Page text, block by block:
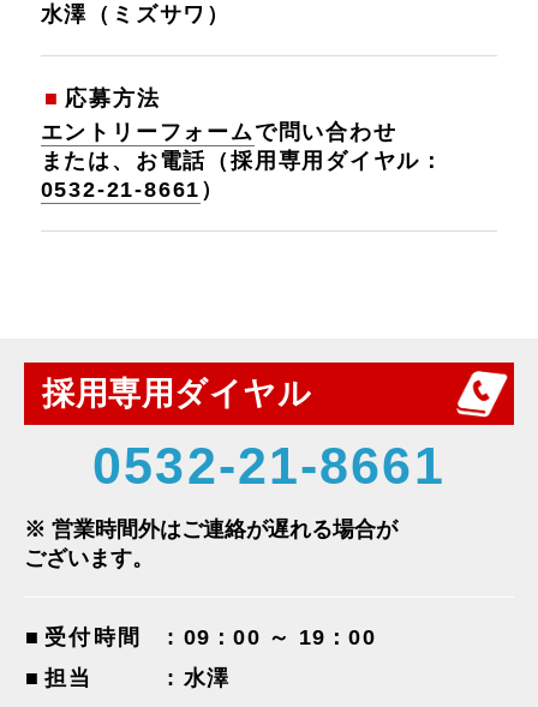
水澤（ミズサワ）
応募方法
エントリーフォーム で問い合わせ
または、お電話（採用専用ダイヤル：
0532-21-8661 ）
採用専用ダイヤル
0532-21-8661
※ 営業時間外はご連絡が遅れる場合が
ございます。
受付時間
: 09：00 ～ 19：00
担当
: 水澤